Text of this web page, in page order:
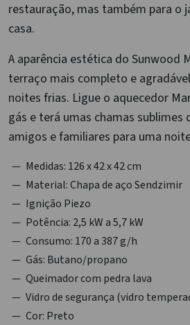
restauração, mas também para o
casa.
A aparência estética do Sunwood
terraço mais completo e
noites frias. Ligue o aquecedor
gás e terá umas chamas sublimes
amigos e familiares para uma
Medidas: 126 x 42 x 42 cm
Material: Chapa de aço Sendzimir
Ignição Piezo
Potência: 2,5 kW a 5,7 kW
Consumo: 170 a 387 g/h
Gás: Butano/propano
Queimador com pedra lava
Vidro de segurança (vidro
Cor: Preto